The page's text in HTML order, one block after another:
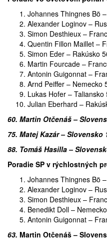
Johannes Thingnes Bö
Alexander Loginov –
Simon Desthieux –
Quentin Fillon Maillet –
Simon Eder – Rakúsko
Martin Fourcade –
Antonin Guigonnat –
Arnd Peiffer – Nemecko
Lukas Hofer – Taliansko
Julian Eberhard –
60. Martin Otčenáš –
75. Matej Kazár – Slovensko
88. Tomáš Hasilla –
Poradie SP v rýchlostných
Johannes Thingnes Bö
Alexander Loginov –
Simon Desthieux –
Benedikt Doll –
Antonin Guigonnat –
63. Martin Otčenáš –